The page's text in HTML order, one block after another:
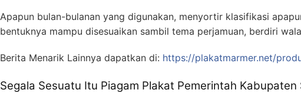
Apapun bulan-bulanan yang digunakan, menyortir klasifikasi
bentuknya mampu disesuaikan sambil tema perjamuan, berdiri
Berita Menarik Lainnya dapatkan di: https://plakatmarmer.net/
Segala Sesuatu Itu Piagam Plakat Pemerintah Kabupaten